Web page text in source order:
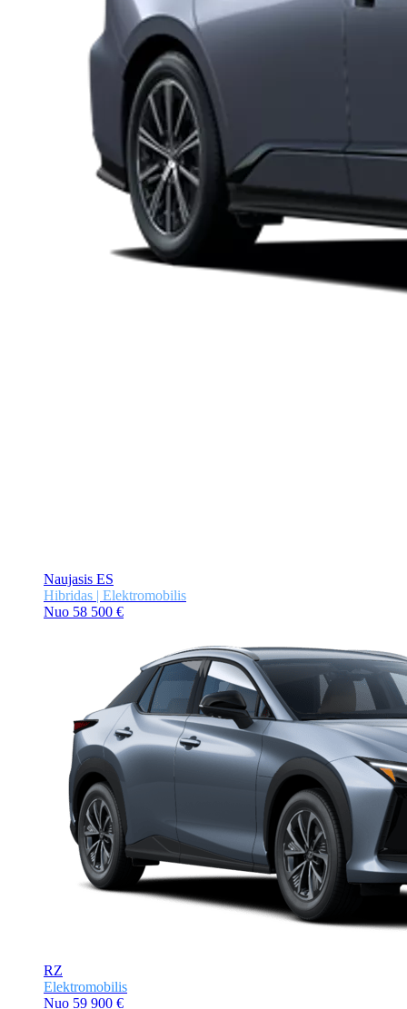
Naujasis ES
Hibridas | Elektromobilis
Nuo 58 500 €
RZ
Elektromobilis
Nuo 59 900 €